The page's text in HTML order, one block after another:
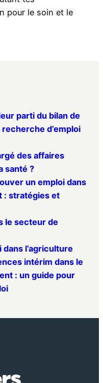
pour le soin et le
parti du bilan de
d’emploi
des affaires
santé ?
un emploi dans
: stratégies et
le secteur de
dans l’agriculture
intérim dans le
: un guide pour